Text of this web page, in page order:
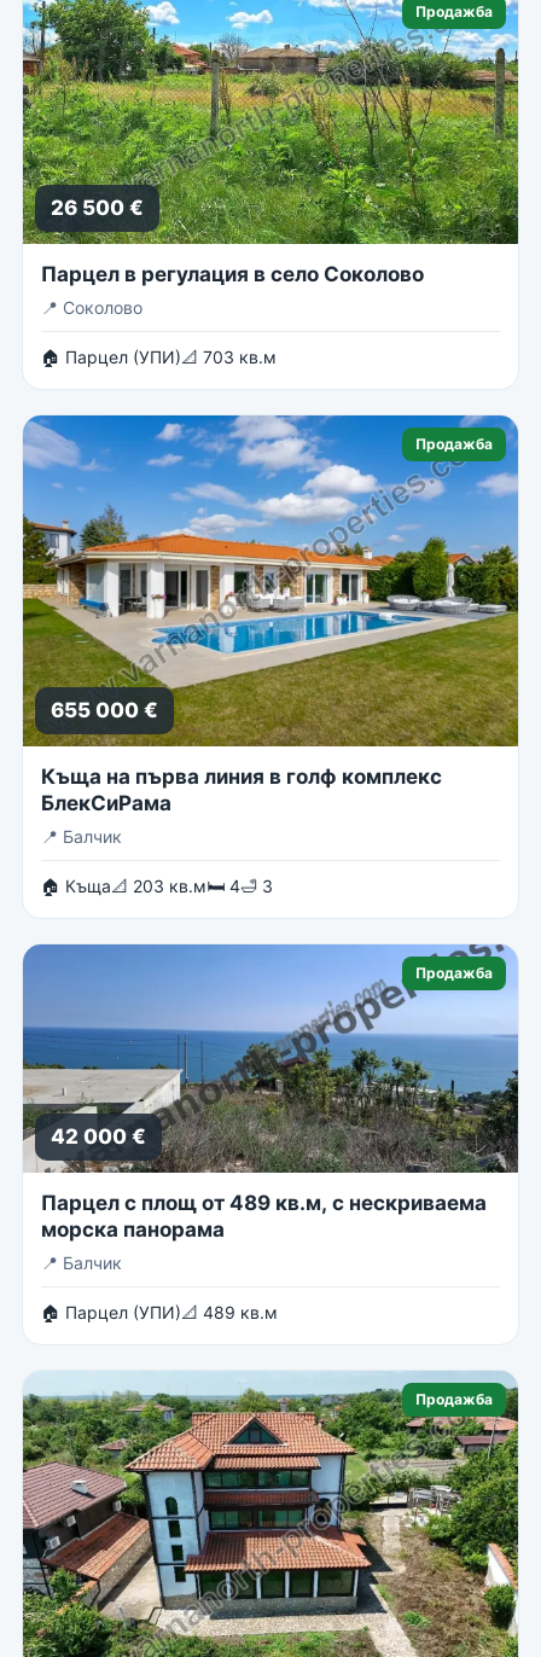
Продажба
26 500 €
Парцел в регулация в село Соколово
📍 Соколово
🏠 Парцел (УПИ)📐 703 кв.м
Продажба
655 000 €
Къща на първа линия в голф комплекс
БлекСиРама
📍 Балчик
🏠 Къща📐 203 кв.м🛏 4🛁 3
Продажба
42 000 €
Парцел с площ от 489 кв.м, с нескриваема
морска панорама
📍 Балчик
🏠 Парцел (УПИ)📐 489 кв.м
Продажба